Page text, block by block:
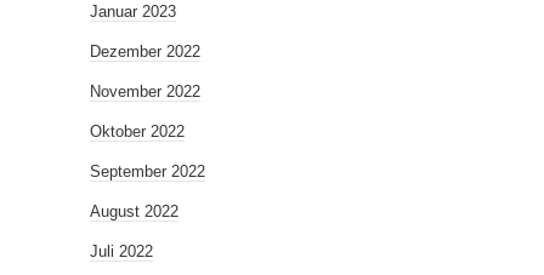
Januar 2023
Dezember 2022
November 2022
Oktober 2022
September 2022
August 2022
Juli 2022